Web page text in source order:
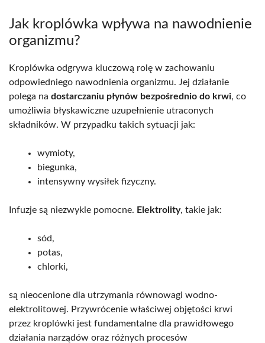
Jak kroplówka wpływa na nawodnienie
organizmu?
Kroplówka odgrywa kluczową rolę w zachowaniu
odpowiedniego nawodnienia organizmu. Jej działanie
polega na dostarczaniu płynów bezpośrednio do krwi, co
umożliwia błyskawiczne uzupełnienie utraconych
składników. W przypadku takich sytuacji jak:
wymioty,
biegunka,
intensywny wysiłek fizyczny.
Infuzje są niezwykle pomocne. Elektrolity, takie jak:
sód,
potas,
chlorki,
są nieocenione dla utrzymania równowagi wodno-
elektrolitowej. Przywrócenie właściwej objętości krwi
przez kroplówki jest fundamentalne dla prawidłowego
działania narządów oraz różnych procesów